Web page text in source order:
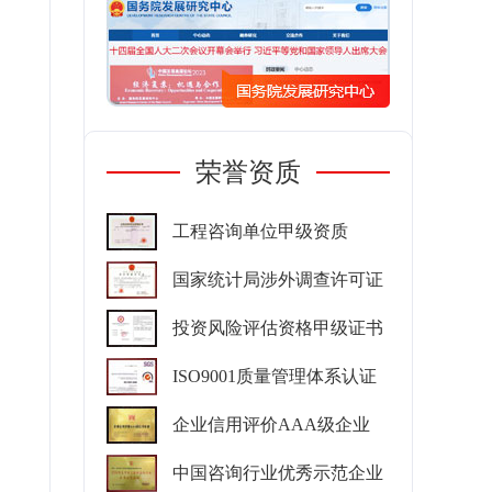
荣誉资质
工程咨询单位甲级资质
国家统计局涉外调查许可证
投资风险评估资格甲级证书
ISO9001质量管理体系认证
企业信用评价AAA级企业
中国咨询行业优秀示范企业